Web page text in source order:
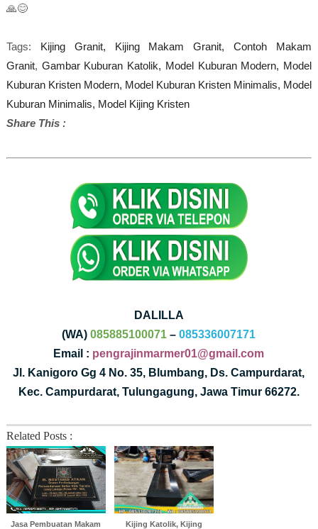
🙏😊
Tags: Kijing Granit, Kijing Makam Granit,
Contoh Makam
Granit, Gambar Kuburan Katolik, Model Kuburan Modern, Model
Kuburan Kristen Modern, Model Kuburan Kristen Minimalis, Model
Kuburan Minimalis, Model Kijing Kristen
Share This :
DALILLA
(WA)085885100071 –085336007171
Email : pengrajinmarmer01@gmail.com
Jl. Kanigoro Gg 4 No. 35, Blumbang, Ds. Campurdarat,
Kec. Campurdarat, Tulungagung, Jawa Timur 66272.
Related Posts :
Jasa Pembuatan Makam
Kijing Katolik, Kijing